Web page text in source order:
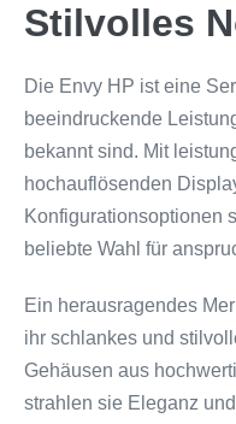
Stilvolles
Die Envy HP ist eine
beeindruckende
bekannt sind. Mit
hochauflösenden
Konfigurationsoptionen
beliebte Wahl für
Ein herausragendes
ihr schlankes und
Gehäusen aus
strahlen sie Eleganz